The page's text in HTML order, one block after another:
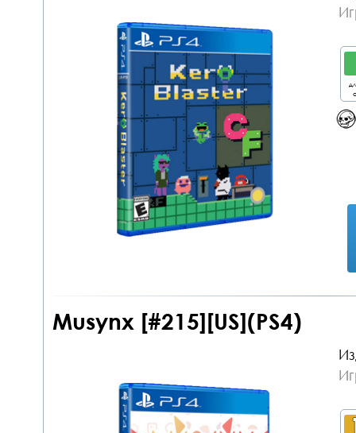
Musynx [#215][US](PS4)